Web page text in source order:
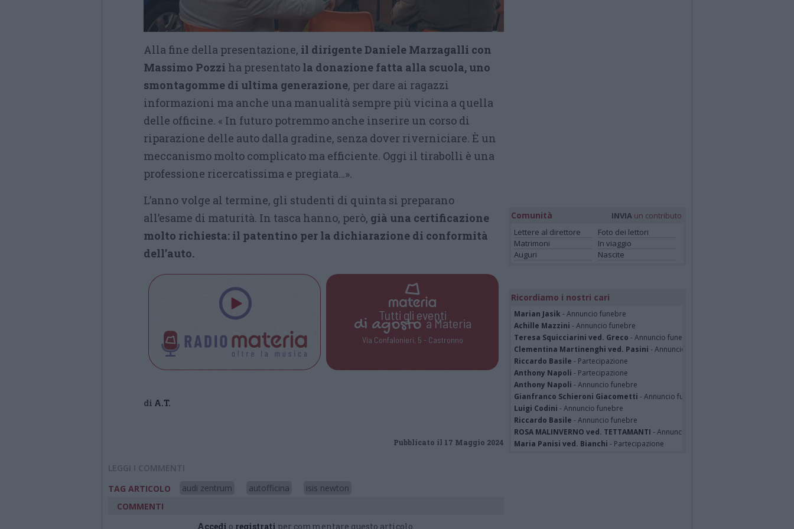
Alla fine della presentazione, il dirigente Daniele Marzagalli con
Massimo Pozzi ha presentato la donazione fatta alla scuola, uno
smontagomme di ultima generazione, per dare ai ragazzi
informazioni ma anche una manualità sempre più vicina a quella
delle officine. « In futuro potremmo anche inserire un corso di
riparazione delle auto dalla gradine, senza dover riverniciare. È un
meccanismo molto complicato ma efficiente. Oggi il tirabolli è una
professione ricercatissima e pregiata…».
L’anno volge al termine, gli studenti di quinta si preparano
all’esame di maturità. In tasca hanno, però, già una certificazione
molto richiesta: il patentino per la dichiarazione di conformità
dell’auto.
Tutti gli eventi
di agostoa Materia
Via Confalonieri, 5 - Castronno
di A.T.
Pubblicato il 17 Maggio 2024
LEGGI I COMMENTI
TAG ARTICOLO
audi zentrum autofficina
isis newton
COMMENTI
Accedi o registrati per commentare questo articolo.
Comunità INVIA un contributo
Lettere al direttore
Foto dei lettori
Matrimoni
In viaggio
Auguri
Nascite
Ricordiamo i nostri cari
Marian Jasik - Annuncio funebre
Achille Mazzini - Annuncio funebre
Teresa Squicciarini ved. Greco - Annuncio funebre
Clementina Martinenghi ved. Pasini - Annuncio funebre
Riccardo Basile - Partecipazione
Anthony Napoli - Partecipazione
Anthony Napoli - Annuncio funebre
Gianfranco Schieroni Giacometti - Annuncio funebre
Luigi Codini - Annuncio funebre
Riccardo Basile - Annuncio funebre
ROSA MALINVERNO ved. TETTAMANTI - Annuncio funebre
Maria Panisi ved. Bianchi - Partecipazione